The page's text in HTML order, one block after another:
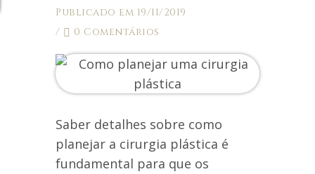
Publicado em 19/11/2019
/
0 Comentários
Saber detalhes sobre como
planejar a cirurgia plástica é
fundamental para que os